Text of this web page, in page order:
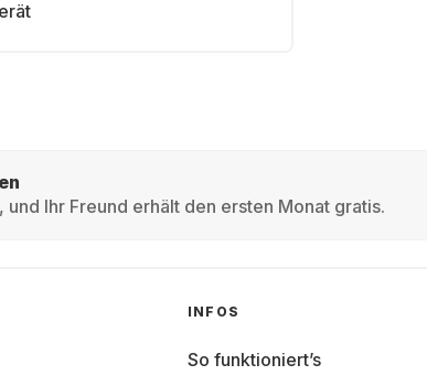
Ihr Freund erhält den ersten Monat gratis.
INFOS
So funktioniert’s